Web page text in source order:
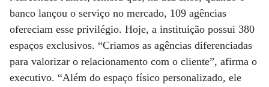
banco lançou o serviço no mercado, 109 agências
ofereciam esse privilégio. Hoje, a instituição possui 380
espaços exclusivos. “Criamos as agências diferenciadas
para valorizar o relacionamento com o cliente”, afirma o
executivo. “Além do espaço físico personalizado, ele